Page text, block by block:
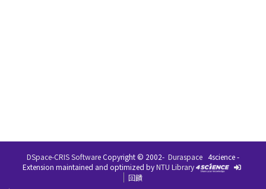
DSpace-CRIS SoftwareCopyright © 2002- Duraspace 4science -
Extension maintained and optimized byNTU Library
回饋